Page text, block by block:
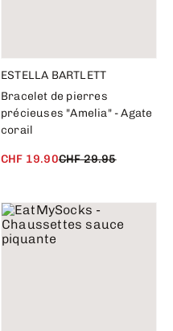
ESTELLA BARTLETT
Bracelet de pierres
précieuses "Amelia" - Agate
corail
CHF 19.90CHF 29.95